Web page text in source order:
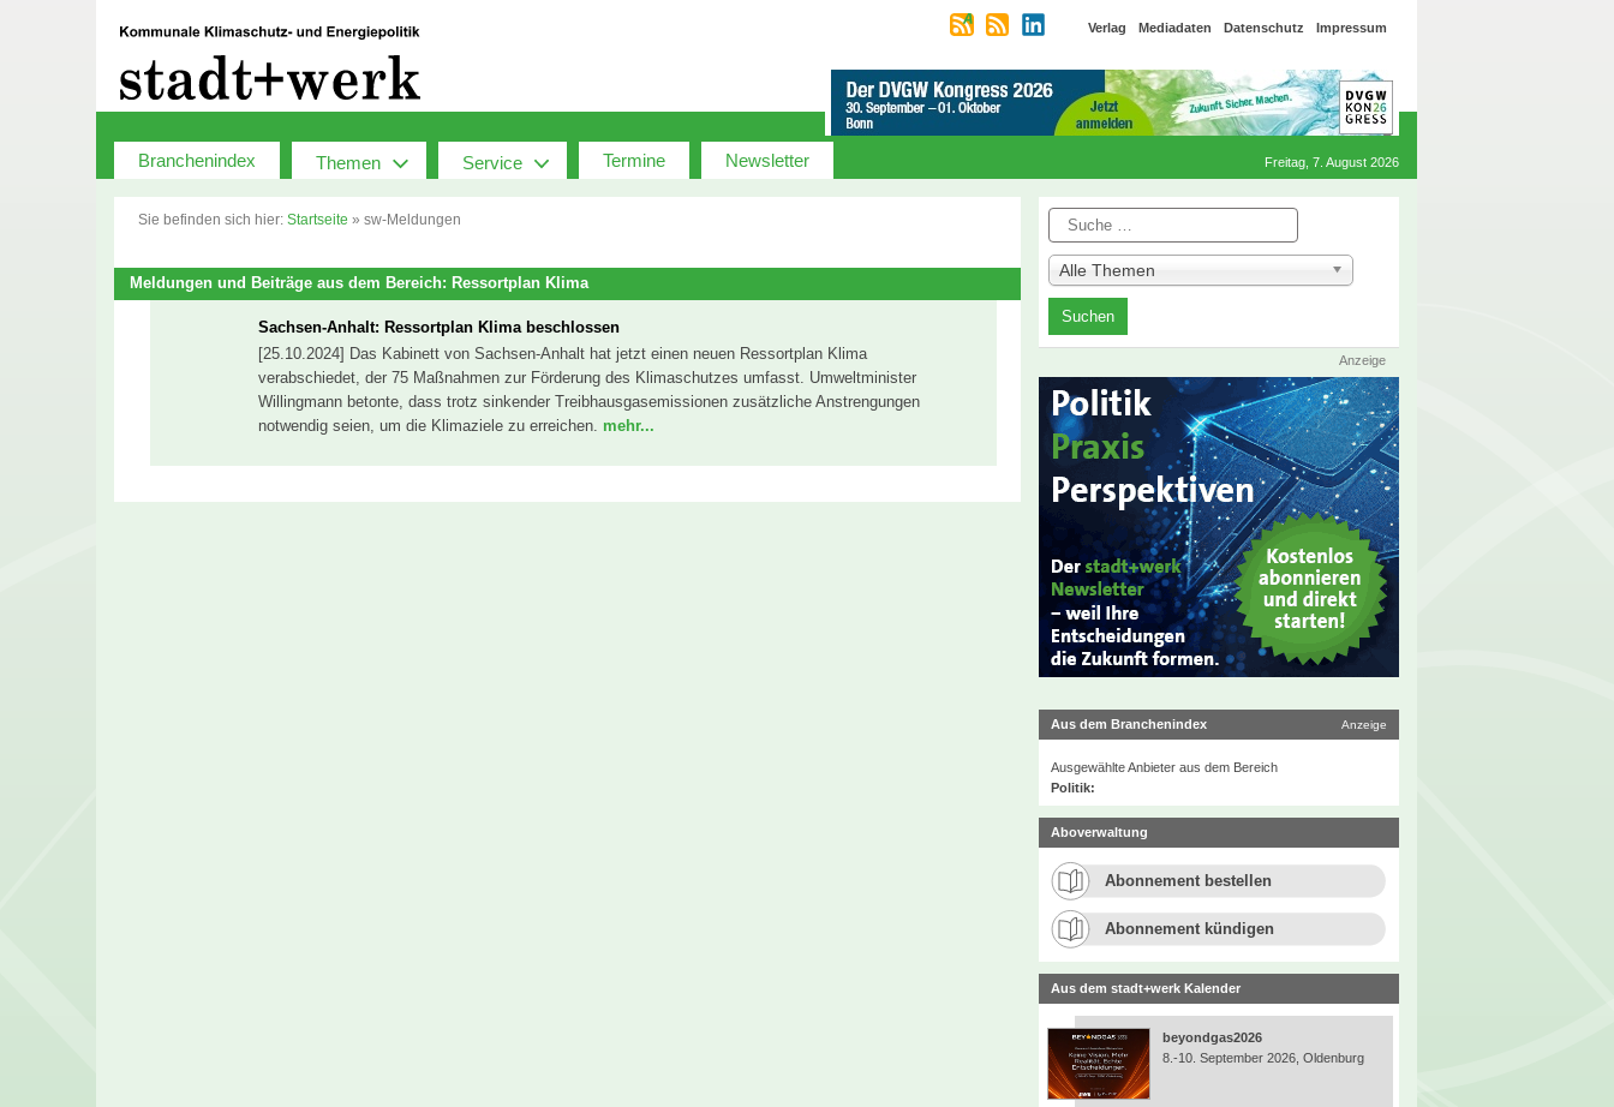
Verlag Mediadaten Datenschutz Impressum
Branchenindex Themen Service Termine Newsletter Freitag, 7. August 2026
Sie befinden sich hier: Startseite » sw-Meldungen
Meldungen und Beiträge aus dem Bereich: Ressortplan Klima
Sachsen-Anhalt: Ressortplan Klima beschlossen
[25.10.2024] Das Kabinett von Sachsen-Anhalt hat jetzt einen neuen Ressortplan Klima
verabschiedet, der 75 Maßnahmen zur Förderung des Klimaschutzes umfasst. Umweltminister
Willingmann betonte, dass trotz sinkender Treibhausgasemissionen zusätzliche Anstrengungen
notwendig seien, um die Klimaziele zu erreichen. mehr...
Suche
Alle Themen
Anzeige
Aus dem Branchenindex Anzeige
Ausgewählte Anbieter aus dem Bereich
Politik:
Aboverwaltung
Abonnement bestellen
Abonnement kündigen
Aus dem stadt+werk Kalender
beyondgas2026
8.-10. September 2026, Oldenburg